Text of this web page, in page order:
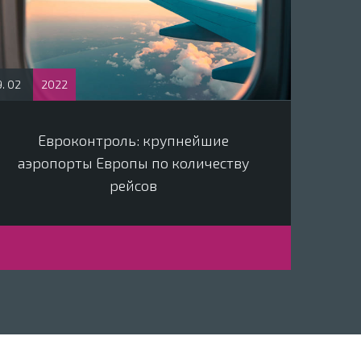
02 2022
Евроконтроль: крупнейшие
аэропорты Европы по количеству
рейсов